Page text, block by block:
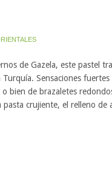
de Gazela, este pastel
Sensaciones fuertes
bien de brazaletes
crujiente, el relleno de